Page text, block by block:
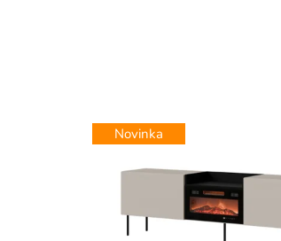
Novinka